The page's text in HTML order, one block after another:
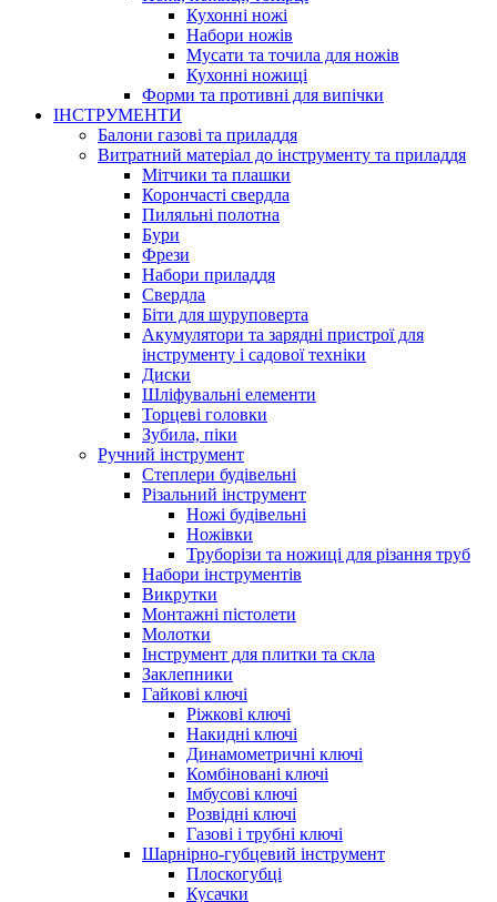
Кухонні ножі
Набори ножів
Мусати та точила для ножів
Кухонні ножиці
Форми та противні для випічки
ІНСТРУМЕНТИ
Балони газові та приладдя
Витратний матеріал до інструменту та приладдя
Мітчики та плашки
Корончасті свердла
Пиляльні полотна
Бури
Фрези
Набори приладдя
Свердла
Біти для шуруповерта
Акумулятори та зарядні пристрої для
інструменту і садової техніки
Диски
Шліфувальні елементи
Торцеві головки
Зубила, піки
Ручний інструмент
Степлери будівельні
Різальний інструмент
Ножі будівельні
Ножівки
Труборізи та ножиці для різання труб
Набори інструментів
Викрутки
Монтажні пістолети
Молотки
Інструмент для плитки та скла
Заклепники
Гайкові ключі
Ріжкові ключі
Накидні ключі
Динамометричні ключі
Комбіновані ключі
Імбусові ключі
Розвідні ключі
Газові і трубні ключі
Шарнірно-губцевий інструмент
Плоскогубцi
Кусачки